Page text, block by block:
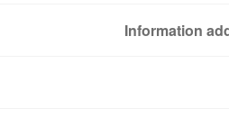
Information